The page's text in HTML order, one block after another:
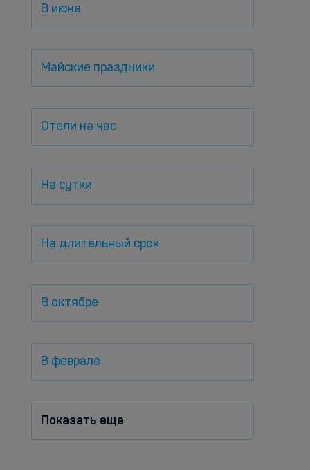
В июне
Майские праздники
Отели на час
На сутки
На длительный срок
В октябре
В феврале
Показать еще